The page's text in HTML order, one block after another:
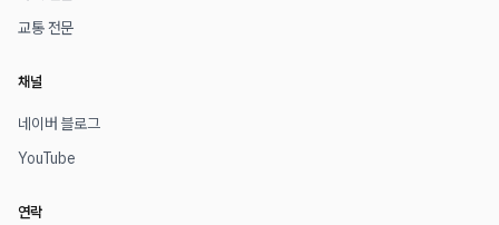
교통 전문
채널
네이버 블로그
YouTube
연락